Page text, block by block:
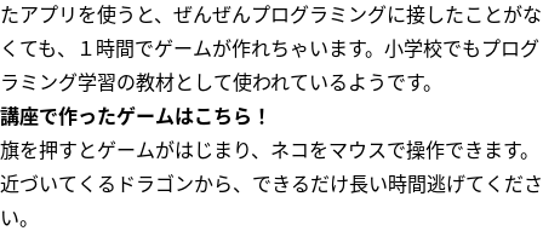
たアプリを使うと、ぜんぜんプログラミングに接したことがな
くても、１時間でゲームが作れちゃいます。小学校でもプログ
ラミング学習の教材として使われているようです。
講座で作ったゲームはこちら！
旗を押すとゲームがはじまり、ネコをマウスで操作できます。
近づいてくるドラゴンから、できるだけ長い時間逃げてくださ
い。